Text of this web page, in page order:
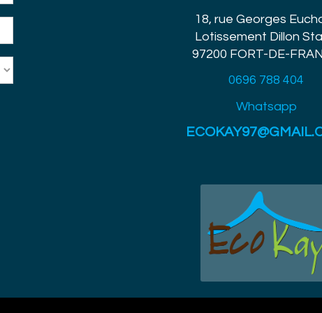
18, rue Georges
Lotissement Dillon
97200 FORT-DE-
0696 788 404
Whatsapp